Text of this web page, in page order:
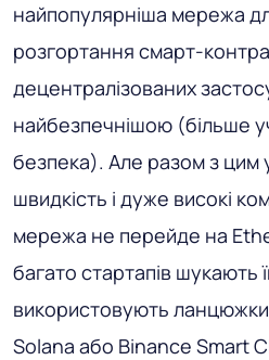
найпопулярніша мережа
розгортання смарт-
децентралізованих
найбезпечнішою (більше
безпека). Але разом з цим
швидкість і дуже високі
мережа не перейде на
багато стартапів шукають
використовують
Solana або Binance Smart